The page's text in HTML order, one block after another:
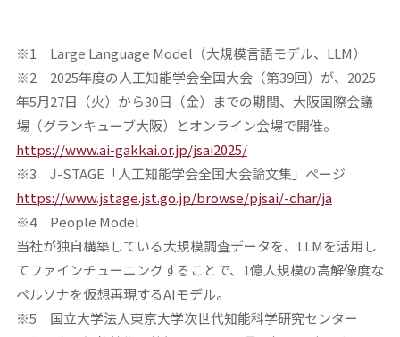
※1 Large Language Model（大規模言語モデル、LLM）
※2 2025年度の人工知能学会全国大会（第39回）が、2025
年5月27日（火）から30日（金）までの期間、大阪国際会議
場（グランキューブ大阪）とオンライン会場で開催。
https://www.ai-gakkai.or.jp/jsai2025/
※3 J-STAGE「人工知能学会全国大会論文集」ページ
https://www.jstage.jst.go.jp/browse/pjsai/-char/ja
※4 People Model
当社が独自構築している大規模調査データを、LLMを活用し
てファインチューニングすることで、1億人規模の高解像度な
ペルソナを仮想再現するAIモデル。
※5 国立大学法人東京大学次世代知能科学研究センター